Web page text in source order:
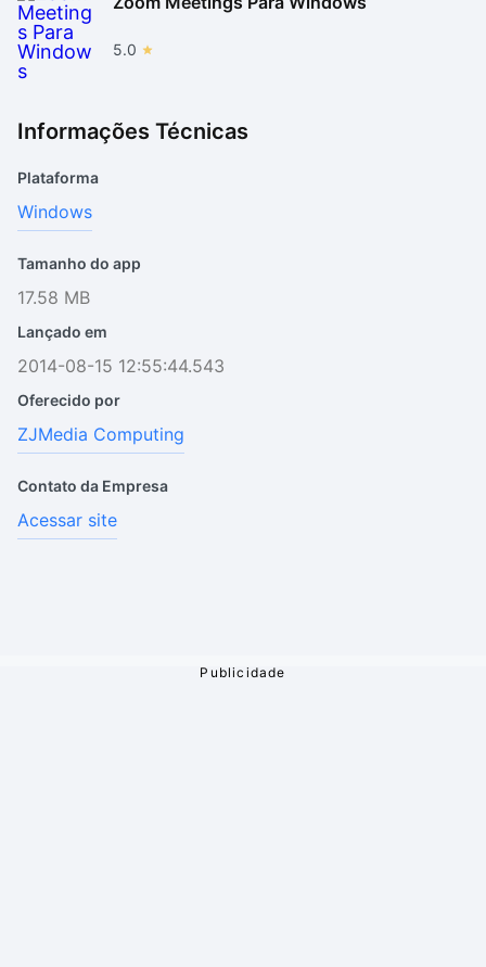
5.0
Informações Técnicas
Plataforma
Windows
Tamanho do app
17.58 MB
Lançado em
2014-08-15 12:55:44.543
Oferecido por
ZJMedia Computing
Contato da Empresa
Acessar site